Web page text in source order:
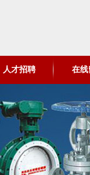
人才招聘 在线